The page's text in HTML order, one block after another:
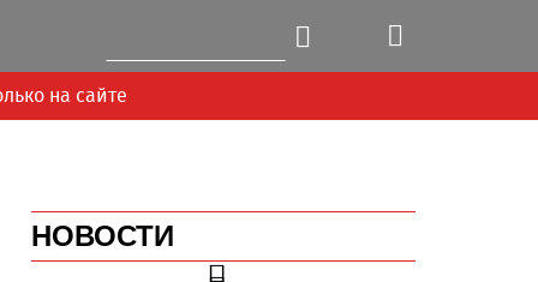
на сайте
НОВОСТИ